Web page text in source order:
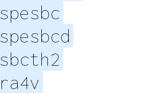
spesbc
spesbcd
sbcth2
ra4v